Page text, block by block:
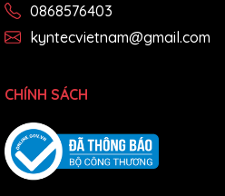
0868576403
kyntecvietnam@gmail.com
CHÍNH SÁCH